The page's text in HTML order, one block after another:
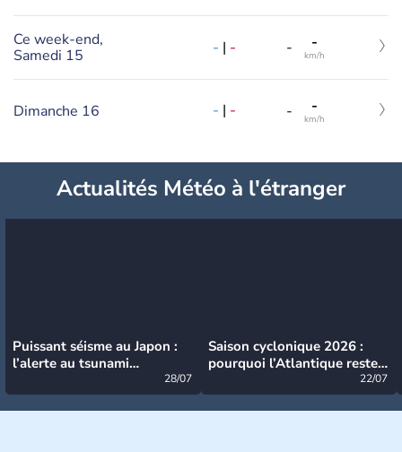
Ce week-end,
Samedi 15
- | - - -
km/h
Dimanche 16 - | - - -
km/h
Actualités Météo à l'étranger
Puissant séisme au Japon :
l’alerte au tsunami
28/07
Saison cyclonique 2026 :
pourquoi l’Atlantique reste
22/07